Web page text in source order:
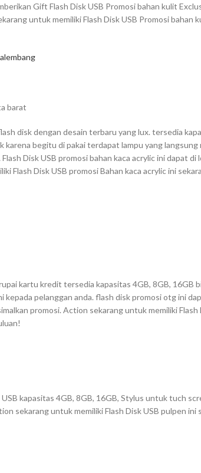
Gift Flash Disk USB Promosi bahan kulit
untuk memiliki Flash Disk USB Promosi bahan
disk dengan desain terbaru yang lux. tersedia
karena begitu di pakai terdapat lampu yang langsung
Disk USB promosi bahan kaca acrylic ini dapat di
Flash Disk USB promosi Bahan kaca acrylic ini
kartu kredit tersedia kapasitas 4GB, 8GB, 16GB
kepada pelanggan anda. flash disk promosi otg ini
promosi. Action sekarang untuk memiliki
kapasitas 4GB, 8GB, 16GB, Stylus untuk tuch
sekarang untuk memiliki Flash Disk USB pulpen ini